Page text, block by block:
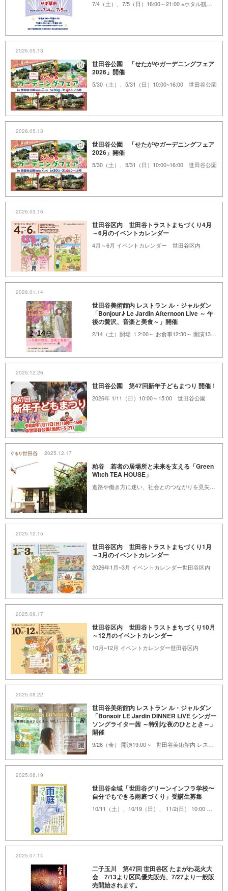
2026.05.13
世田谷公園 「せたがやガーデニングフェア
2026」開催
5/30（土）、5/31（日）10:00~16:00 世田谷公園
2026.05.13
世田谷公園 「せたがやガーデニングフェア
2026」開催
5/30（土）、5/31（日）10:00~16:00 世田谷公園
2026.03.16
世田谷区内 世田谷トラストまちづくり4月
～6月のイベントカレンダー
4月～6月 イベントカレンダー 世田谷区内
2026.01.14
世田谷美術館内 レストラン ル・ジャルダン
「Bonjour♪ Le Jardin Afternoon Live ～ 午
後の贅沢、音楽と美食～」開催
2025.12.26
世田谷公園 第47回新年子どもまつり 開催！
2026年 1/11（日）10:00～15:00 世田谷公園
2025.12.17
粕谷 若者の居場所と未来を支える「Green
Witch TEA HOUSE」
2025.12.15
世田谷区内 世田谷トラストまちづくり1月
～3月のイベントカレンダー
2026年1月~3月 イベントカレンダー世田谷区内
2025.09.17
世田谷区内 世田谷トラストまちづくり10月
～12月のイベントカレンダー
10月~12月 イベントカレンダー世田谷区内
2025.08.22
世田谷美術館内 レストラン ル・ジャルダン
「Bonsoir LE Jardin DINNER LIVE シンガー
ソングライター茜 ～特別な夜のひととき～」
開催
2025.08.19
世田谷全域「世田谷グリーンインフラ学校〜
自分でもできる雨庭づくり」受講生募集
2025.07.14
二子玉川 第47回 世田谷区 たまがわ花火大
会 7/13より区民優先販売、7/27より一般販
売開始されます。